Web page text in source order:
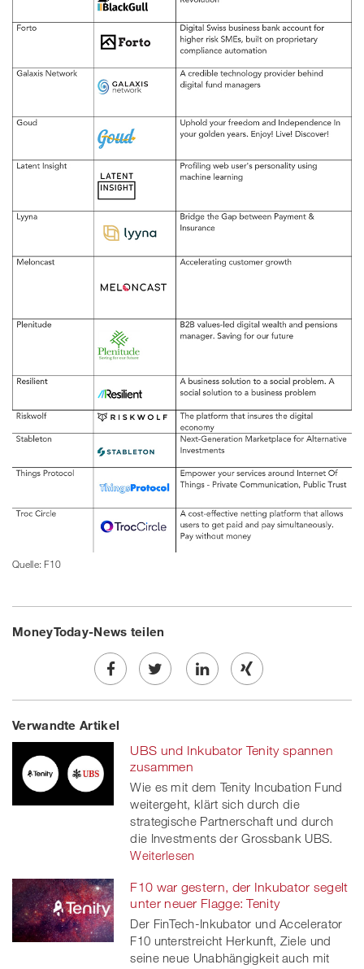
Quelle: F10
MoneyToday-News teilen
Share
on
Facebook
Twe
on
twitt
er
Share
linkedin
Share
Xing
Verwandte Artikel
UBS und Inkubator Tenity spannen
zusammen
Wie es mit dem Tenity Incubation Fund
weitergeht, klärt sich durch die
strategische Partnerschaft und durch
die Investments der Grossbank UBS.
Weiterlesen
F10 war gestern, der Inkubator segelt
unter neuer Flagge: Tenity
Der FinTech-Inkubator und Accelerator
F10 unterstreicht Herkunft, Ziele und
seine neue Unabhängigkeit auch mit